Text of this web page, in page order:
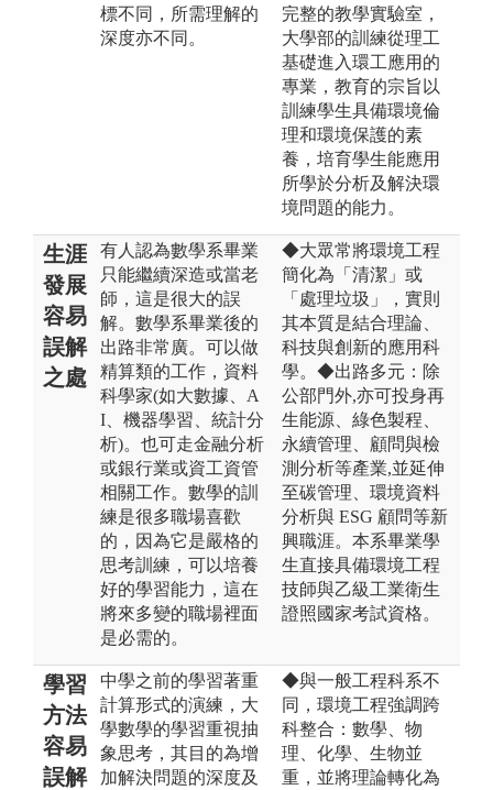
標不同，所需理解的
深度亦不同。
完整的教學實驗室，
大學部的訓練從理工
基礎進入環工應用的
專業，教育的宗旨以
訓練學生具備環境倫
理和環境保護的素
養，培育學生能應用
所學於分析及解決環
境問題的能力。
生涯
發展
容易
誤解
之處
有人認為數學系畢業
只能繼續深造或當老
師，這是很大的誤
解。數學系畢業後的
出路非常廣。可以做
精算類的工作，資料
科學家(如大數據、A
I、機器學習、統計分
析)。也可走金融分析
或銀行業或資工資管
相關工作。數學的訓
練是很多職場喜歡
的，因為它是嚴格的
思考訓練，可以培養
好的學習能力，這在
將來多變的職場裡面
是必需的。
◆大眾常將環境工程
簡化為「清潔」或
「處理垃圾」，實則
其本質是結合理論、
科技與創新的應用科
學。◆出路多元：除
公部門外,亦可投身再
生能源、綠色製程、
永續管理、顧問與檢
測分析等產業,並延伸
至碳管理、環境資料
分析與 ESG 顧問等新
興職涯。本系畢業學
生直接具備環境工程
技師與乙級工業衛生
證照國家考試資格。
學習
方法
容易
誤解
中學之前的學習著重
計算形式的演練，大
學數學的學習重視抽
象思考，其目的為增
加解決問題的深度及
◆與一般工程科系不
同，環境工程強調跨
科整合：數學、物
理、化學、生物並
重，並將理論轉化為